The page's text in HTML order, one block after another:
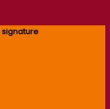
signature